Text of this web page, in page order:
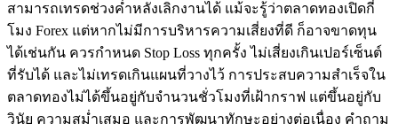
สามารถเทรดช่วงค่ำหลังเลิกงานได้ แม้จะรู้ว่าตลาดทองเปิดกี่
โมง Forex แต่หากไม่มีการบริหารความเสี่ยงที่ดี ก็อาจขาดทุน
ได้เช่นกัน ควรกำหนด Stop Loss ทุกครั้ง ไม่เสี่ยงเกินเปอร์เซ็นต์
ที่รับได้ และไม่เทรดเกินแผนที่วางไว้ การประสบความสำเร็จใน
ตลาดทองไม่ได้ขึ้นอยู่กับจำนวนชั่วโมงที่เฝ้ากราฟ แต่ขึ้นอยู่กับ
วินัย ความสม่ำเสมอ และการพัฒนาทักษะอย่างต่อเนื่อง คำถาม